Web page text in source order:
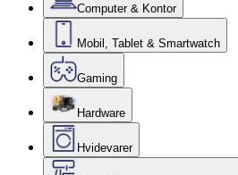
Computer & Kontor
Mobil, Tablet & Smartwatch
Gaming
Hardware
Hvidevarer